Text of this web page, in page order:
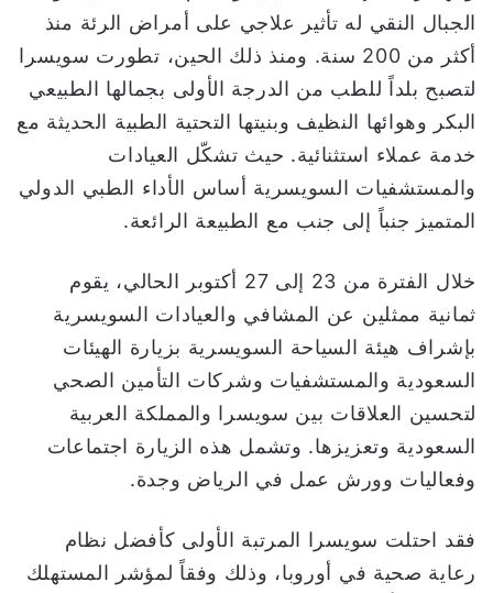
ا
الجبال النقي له تأثير علاجي على أمراض الرئة منذ
أكثر من 200 سنة. ومنذ ذلك الحين، تطورت سويسرا
لتصبح بلداً للطب من الدرجة الأولى بجمالها الطبيعي
البكر وهوائها النظيف وبنيتها التحتية الطبية الحديثة مع
خدمة عملاء استثنائية. حيث تشكّل العيادات
والمستشفيات السويسرية أساس الأداء الطبي الدولي
المتميز جنباً إلى جنب مع الطبيعة الرائعة.
خلال الفترة من 23 إلى 27 أكتوبر الحالي، يقوم
ثمانية ممثلين عن المشافي والعيادات السويسرية
بإشراف هيئة السياحة السويسرية بزيارة الهيئات
السعودية والمستشفيات وشركات التأمين الصحي
لتحسين العلاقات بين سويسرا والمملكة العربية
السعودية وتعزيزها. وتشمل هذه الزيارة اجتماعات
وفعاليات وورش عمل في الرياض وجدة.
فقد احتلت سويسرا المرتبة الأولى كأفضل نظام
رعاية صحية في أوروبا، وذلك وفقاً لمؤشر المستهلك